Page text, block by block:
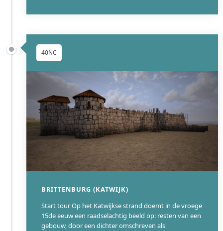
40NC
BRITTENBURG (KATWIJK)
Start tour Op het Katwijkse strand doemt in de vroege
15de eeuw een raadselachtig beeld op: resten van een
gebouw, door een dichter omschreven als